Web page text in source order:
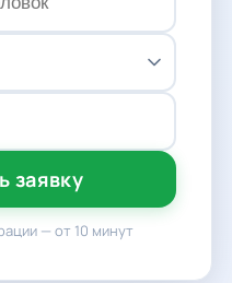
заявку
— от 10 минут